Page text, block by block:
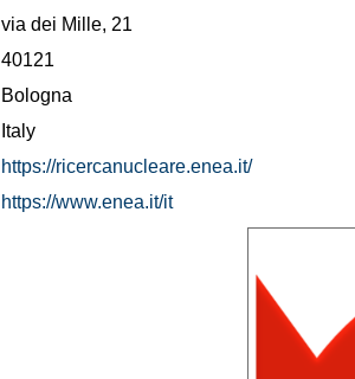
via dei Mille, 21
40121
Bologna
Italy
https://ricercanucleare.enea.it/
https://www.enea.it/it